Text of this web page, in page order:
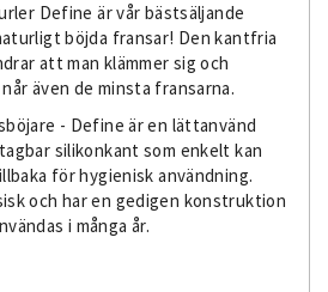
Define är vår bästsäljande
böjda fransar! Den kantfria
att man klämmer sig och
även de minsta fransarna.
- Define är en lättanvänd
silikonkant som enkelt kan
för hygienisk användning.
och har en gedigen konstruktion
i många år.